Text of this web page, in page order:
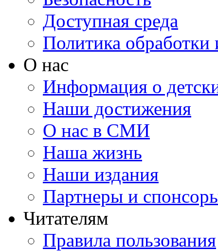
Доступная среда
Политика
О нас
Информация о
Наши достижения
О нас в СМИ
Наша жизнь
Наши издания
Партнеры и
Читателям
Правила пользования